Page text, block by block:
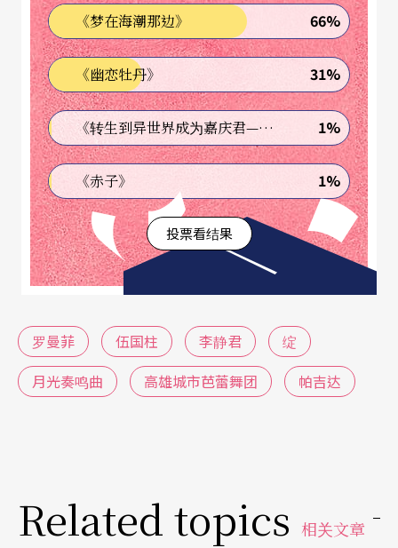
《梦在海潮那边》 66%
《幽恋牡丹》 31%
《转生到异世界成为嘉庆君—发现我的祖先是诈骗集团!?》 1%
《赤子》 1%
投票看结果
罗曼菲 伍国柱 李静君
绽
月光奏鸣曲
高雄城市芭蕾舞团 帕吉达
Related topics 相关文章